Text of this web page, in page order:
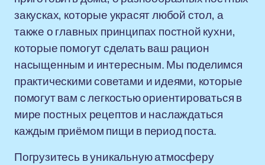
закусках, которые украсят любой стол, а
также о главных принципах постной кухни,
которые помогут сделать ваш рацион
насыщенным и интересным. Мы поделимся
практическими советами и идеями, которые
помогут вам с легкостью ориентироваться в
мире постных рецептов и наслаждаться
каждым приёмом пищи в период поста.
Погрузитесь в уникальную атмосферу